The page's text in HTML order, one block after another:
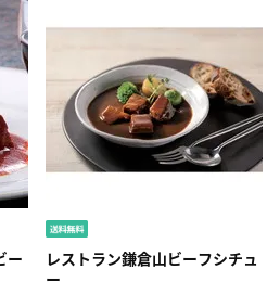
ー
レストラン鎌倉山ビーフシチュ